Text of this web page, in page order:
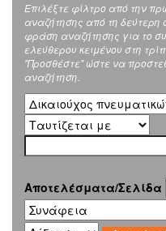
Επιλέξτε φίλτρο από την
αναζήτησης από τη δεύτερη
φράση αναζήτησης για το
ελεύθερου κειμένου στη
"Προσθέστε" ώστε να
αναζήτηση.
Αποτελέσματα/Σελίδα